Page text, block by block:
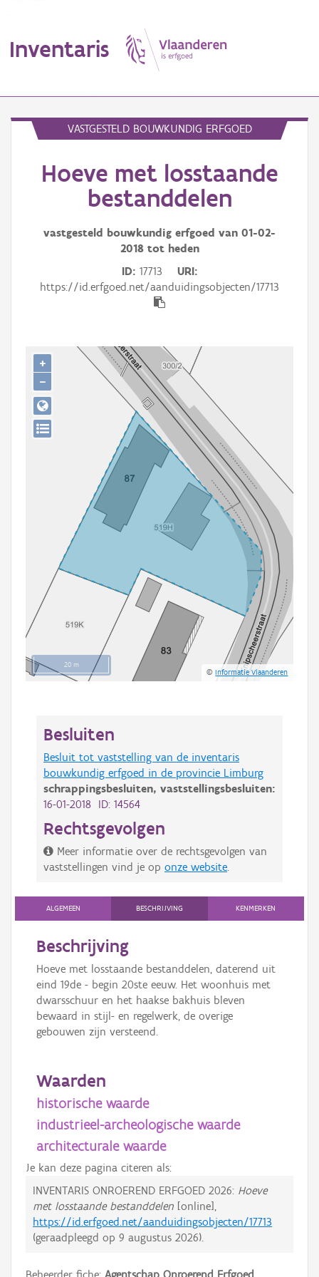
Inventaris
Erfgoedobject
Aanduidingsobject
Waarneming
Gebeurtenis
Downloads
Hergebruik
Aanmelden
VASTGESTELD BOUWKUNDIG ERFGOED
Hoeve met losstaande
bestanddelen
vastgesteld bouwkundig erfgoed van 01-02-
2018tot heden
ID 17713
URI
https://id.erfgoed.net/aanduidingsobjecten/17713
20 m
©Informatie Vlaanderen
+
−
Besluiten
Besluit tot vaststelling van de inventaris
bouwkundig erfgoed in de provincie Limburg
schrappingsbesluiten, vaststellingsbesluiten:
16-01-2018 ID: 14564
Rechtsgevolgen
Meer informatie over de rechtsgevolgen van
vaststellingen vind je op onze website
ALGEMEEN BESCHRIJVING KENMERKEN
Beschrijving
Hoeve met losstaande bestanddelen, daterend uit
eind 19de - begin 20ste eeuw. Het woonhuis met
dwarsschuur en het haakse bakhuis bleven
bewaard in stijl- en regelwerk, de overige
gebouwen zijn versteend.
Waarden
historische waarde
industrieel-archeologische waarde
architecturale waarde
Je kan deze pagina citeren als:
INVENTARIS ONROEREND ERFGOED 2026: Hoeve
met losstaande bestanddelen [online],
https://id.erfgoed.net/aanduidingsobjecten/17713
(geraadpleegd op 9 augustus 2026).